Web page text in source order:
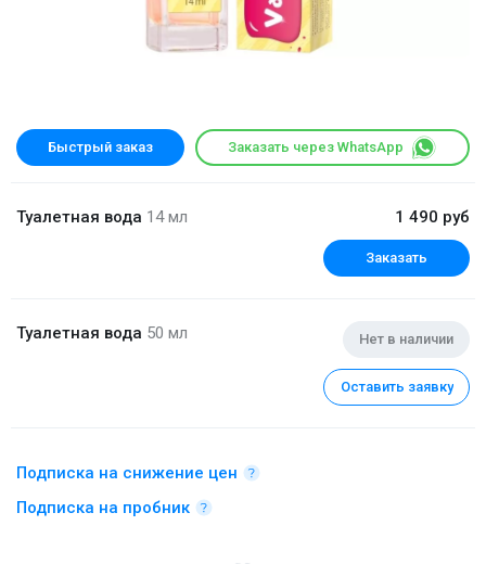
Быстрый заказ Заказать через WhatsApp
Туалетная вода 14 мл 1 490 руб
Заказать
Туалетная вода 50 мл Нет в наличии
Оставить заявку
Подписка на снижение цен
Подписка на пробник